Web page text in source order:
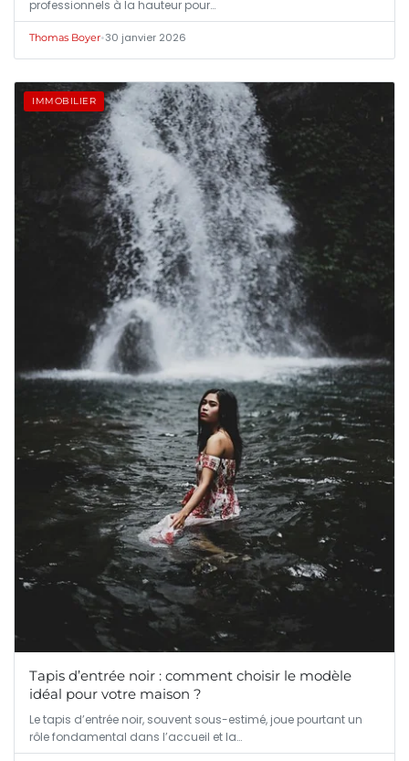
professionnels à la hauteur pour…
Thomas Boyer•30 janvier 2026
IMMOBILIER
Tapis d’entrée noir : comment choisir le modèle
idéal pour votre maison ?
Le tapis d’entrée noir, souvent sous-estimé, joue pourtant un
rôle fondamental dans l’accueil et la…